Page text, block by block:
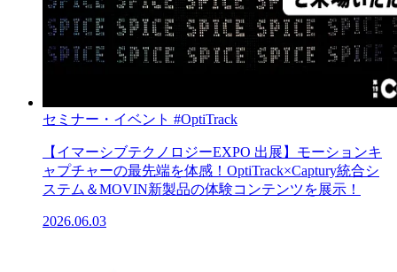
セミナー・イベント #OptiTrack
【イマーシブテクノロジーEXPO 出展】モーションキ
ャプチャーの最先端を体感！OptiTrack×Captury統合シ
ステム＆MOVIN新製品の体験コンテンツを展示！
2026.06.03